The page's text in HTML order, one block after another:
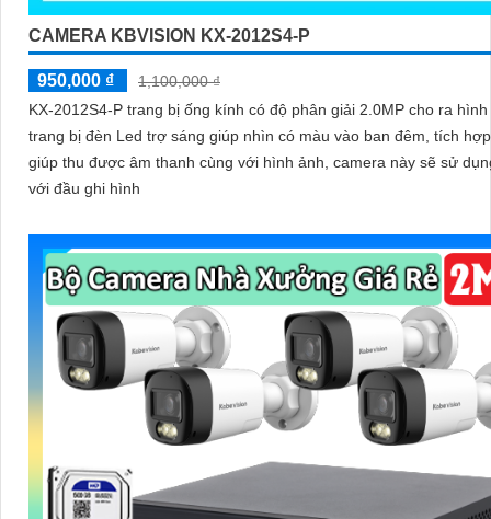
CAMERA KBVISION KX-2012S4-P
950,000 ₫
1,100,000 ₫
KX-2012S4-P trang bị ống kính có độ phân giải 2.0MP cho ra
trang bị đèn Led trợ sáng giúp nhìn có màu vào ban đêm, tích
giúp thu được âm thanh cùng với hình ảnh, camera này sẽ sử
với đầu ghi hình